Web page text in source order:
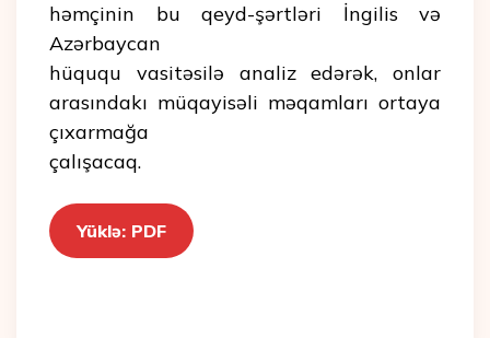
həmçinin bu qeyd-şərtləri İngilis və
Azərbaycan
hüququ vasitəsilə analiz edərək, onlar
arasındakı müqayisəli məqamları ortaya
çıxarmağa
çalışacaq.
Yüklə: PDF